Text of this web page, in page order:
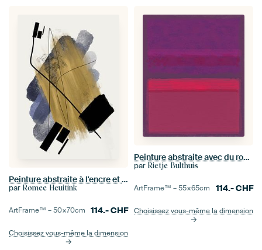
Peinture abstraite à l'encre et aux rayures
par Romee Heuitink
ArtFrame™ –50×70cm 114.-CHF
Choisissez vous-même la dimension
Peinture abstraite avec du rouge et du violet
par Rietje Bulthuis
ArtFrame™ –55×65cm 114.-CHF
Choisissez vous-même la dimension